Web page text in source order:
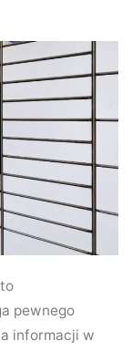
pewnego
informacji w